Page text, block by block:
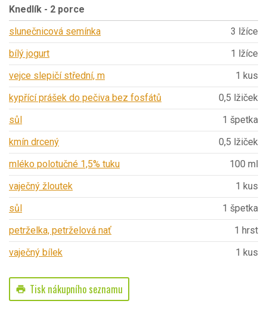
Knedlík - 2 porce
slunečnicová semínka
3 lžíce
bílý jogurt
1 lžíce
vejce slepičí střední, m
1 kus
kypřící prášek do pečiva bez fosfátů
0,5 lžiček
sůl
1 špetka
kmín drcený
0,5 lžiček
mléko polotučné 1,5% tuku
100 ml
vaječný žloutek
1 kus
sůl
1 špetka
petrželka, petrželová nať
1 hrst
vaječný bílek
1 kus
print Tisk nákupního seznamu